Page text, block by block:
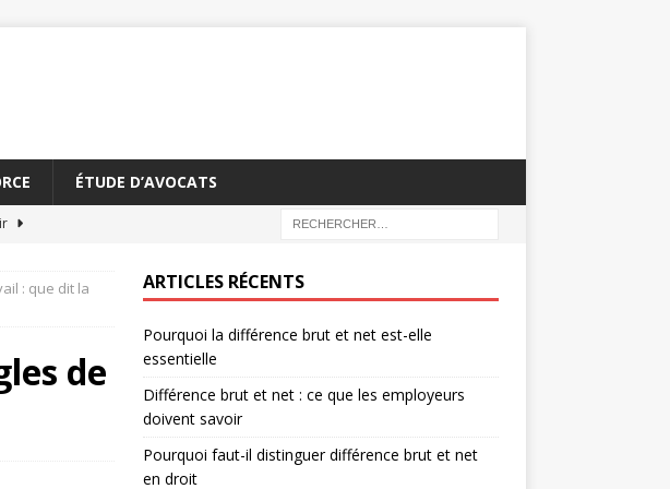
ÉTUDE D’AVOCATS
DROIT
juridiques
: que dit la
de
ARTICLES RÉCENTS
Pourquoi la différence brut et net est-elle
essentielle
Différence brut et net : ce que les employeurs
doivent savoir
Pourquoi faut-il distinguer différence brut et net
en droit